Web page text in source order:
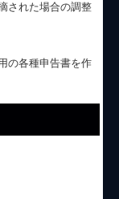
された場合の調整
の各種申告書を作